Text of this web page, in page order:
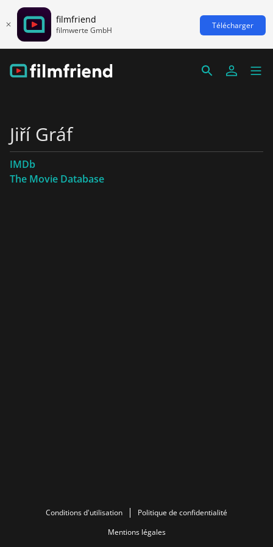
filmfriend
filmwerte GmbH Télécharger
Jiří Gráf
IMDb
The Movie Database
Conditions d'utilisation
Politique de confidentialité
Mentions légales